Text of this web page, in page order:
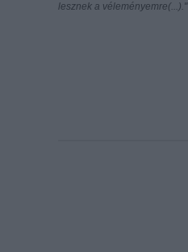
lesznek a véleményemre(...)."